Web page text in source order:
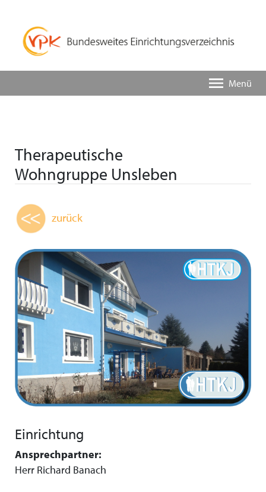
Menü
Therapeutische
Wohngruppe Unsleben
zurück
Einrichtung
Ansprechpartner:
Herr Richard Banach